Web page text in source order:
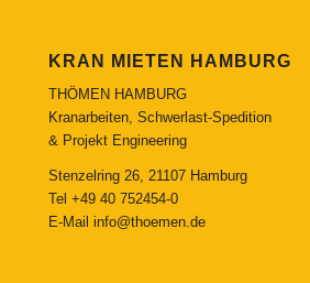
KRAN MIETEN HAMBURG
THÖMEN HAMBURG
Kranarbeiten, Schwerlast-Spedition
& Projekt Engineering
Stenzelring 26, 21107 Hamburg
Tel +49 40 752454-0
E-Mail info@thoemen.de